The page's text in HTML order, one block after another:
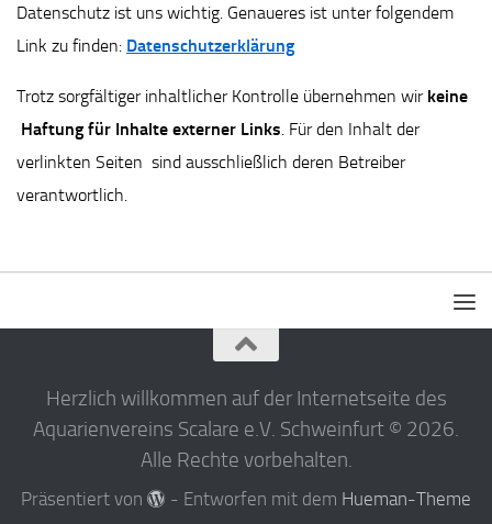
Datenschutz ist uns wichtig. Genaueres ist unter folgendem
Link zu finden: Datenschutzerklärung
Trotz sorgfältiger inhaltlicher Kontrolle übernehmen wir keine
Haftung für Inhalte externer Links. Für den Inhalt der
verlinkten Seiten sind ausschließlich deren Betreiber
verantwortlich.
Herzlich willkommen auf der Internetseite des
Aquarienvereins Scalare e.V. Schweinfurt © 2026.
Alle Rechte vorbehalten.
Präsentiert von - Entworfen mit dem Hueman-Theme